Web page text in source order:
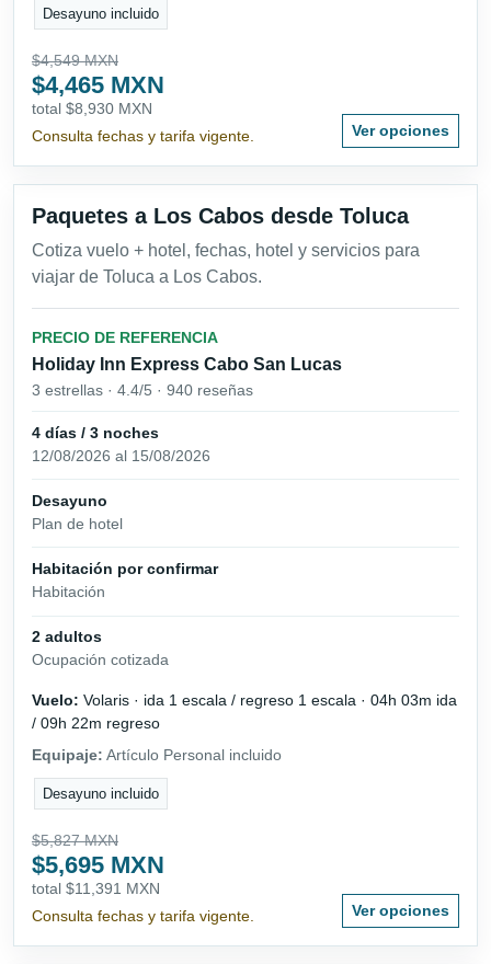
Desayuno incluido
$4,549 MXN
$4,465 MXN
total $8,930 MXN
Consulta fechas y tarifa vigente.
Ver opciones
Paquetes a Los Cabos desde Toluca
Cotiza vuelo + hotel, fechas, hotel y servicios para
viajar de Toluca a Los Cabos.
PRECIO DE REFERENCIA
Holiday Inn Express Cabo San Lucas
3 estrellas · 4.4/5 · 940 reseñas
4 días / 3 noches
12/08/2026 al 15/08/2026
Desayuno
Plan de hotel
Habitación por confirmar
Habitación
2 adultos
Ocupación cotizada
Vuelo: Volaris · ida 1 escala / regreso 1 escala · 04h 03m ida
/ 09h 22m regreso
Equipaje: Artículo Personal incluido
Desayuno incluido
$5,827 MXN
$5,695 MXN
total $11,391 MXN
Consulta fechas y tarifa vigente.
Ver opciones